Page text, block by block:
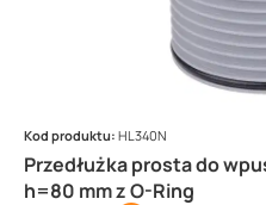
Przedłużka prosta do
h=80 mm z O-Ring
Kod produktu: HL340N